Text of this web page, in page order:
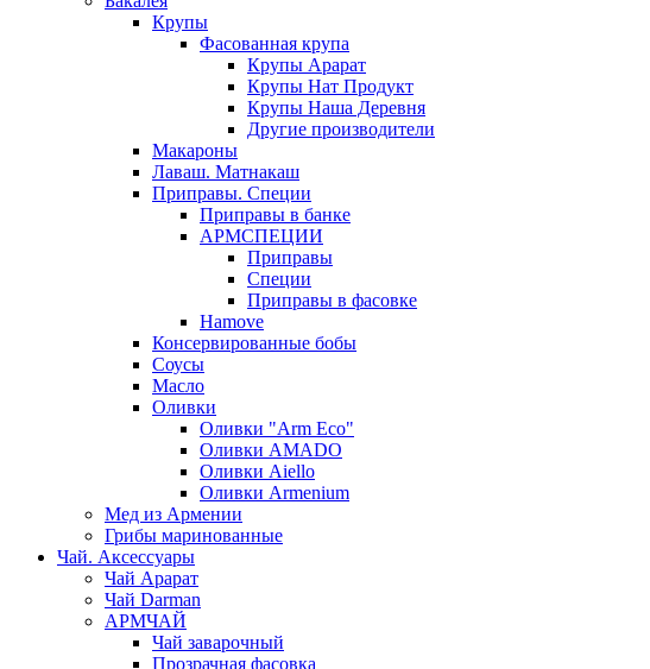
Крупы
Фасованная крупа
Крупы Арарат
Крупы Нат Продукт
Крупы Наша Деревня
Другие производители
Макароны
Лаваш. Матнакаш
Приправы. Специи
Приправы в банке
АРМСПЕЦИИ
Приправы
Специи
Приправы в фасовке
Hamove
Консервированные бобы
Соусы
Масло
Оливки
Оливки "Arm Eco"
Оливки AMADO
Оливки Aiello
Оливки Armenium
Мед из Армении
Грибы маринованные
Чай. Аксессуары
Чай Арарат
Чай Darman
АРМЧАЙ
Чай заварочный
Прозрачная фасовка